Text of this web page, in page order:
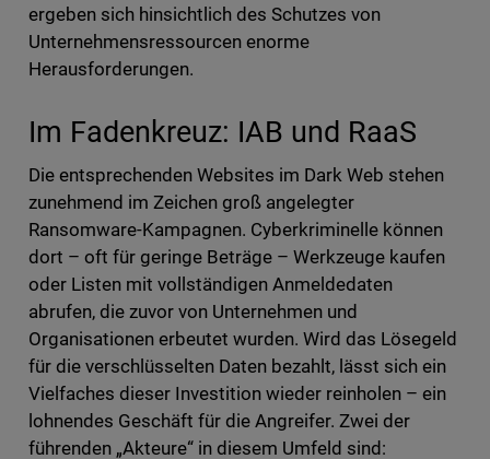
ergeben sich hinsichtlich des Schutzes von
Unternehmensressourcen enorme
Herausforderungen.
Im Fadenkreuz: IAB und RaaS
Die entsprechenden Websites im Dark Web stehen
zunehmend im Zeichen groß angelegter
Ransomware-Kampagnen. Cyberkriminelle können
dort – oft für geringe Beträge – Werkzeuge kaufen
oder Listen mit vollständigen Anmeldedaten
abrufen, die zuvor von Unternehmen und
Organisationen erbeutet wurden. Wird das Lösegeld
für die verschlüsselten Daten bezahlt, lässt sich ein
Vielfaches dieser Investition wieder reinholen – ein
lohnendes Geschäft für die Angreifer. Zwei der
führenden „Akteure“ in diesem Umfeld sind: